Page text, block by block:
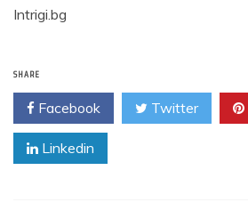
Intrigi.bg
SHARE
Facebook Twitter
Linkedin